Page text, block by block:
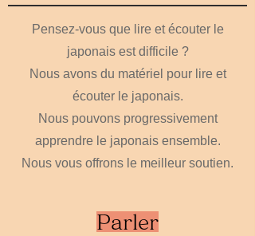
Pensez-vous que lire et écouter le
japonais est difficile ?
Nous avons du matériel pour lire et
écouter le japonais.
Nous pouvons progressivement
apprendre le japonais ensemble.
Nous vous offrons le meilleur soutien.
Parler